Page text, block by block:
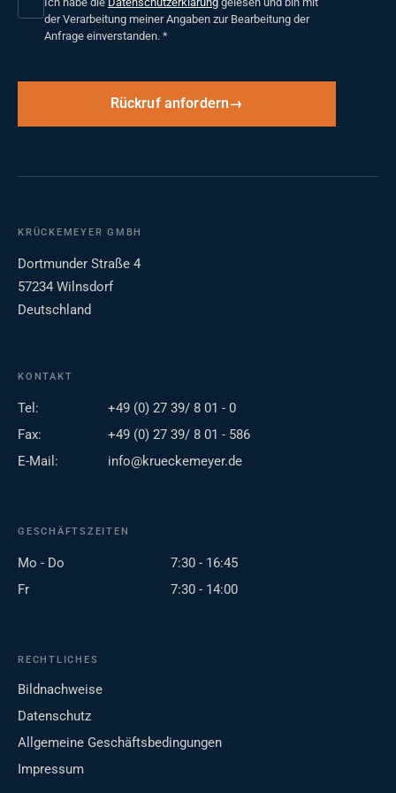
der Verarbeitung meiner Angaben zur Bearbeitung der
Anfrage einverstanden. *
Rückruf anfordern
KRÜCKEMEYER GMBH
Dortmunder Straße 4
57234 Wilnsdorf
Deutschland
KONTAKT
Tel:
+49 (0) 27 39/ 8 01 - 0
Fax:
+49 (0) 27 39/ 8 01 - 586
E-Mail:
info@krueckemeyer.de
GESCHÄFTSZEITEN
Mo - Do
7:30 - 16:45
Fr
7:30 - 14:00
RECHTLICHES
Bildnachweise
Datenschutz
Allgemeine Geschäftsbedingungen
Impressum